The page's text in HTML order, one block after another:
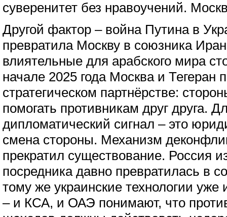
суверенитет без нравоучений.
Другой фактор – война Путина в
превратила Москву в союзника
влиятельные для арабского мира
начале 2025 года Москва и Тегеран
стратегическом партнёрстве:
помогать противникам друг друга.
дипломатический сигнал – это
смена стороны. Механизм
прекратил существование. Россия
посредника давно превратилась в
тому же украинские технологии
– и КСА, и ОАЭ понимают, что